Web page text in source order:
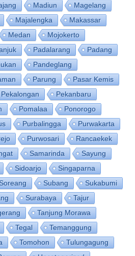
Madiun
Magelang
Majalengka
Makassar
Medan
Mojokerto
Padalarang
Padang
Pandeglang
Parung
Pasar Kemis
Pekalongan
Pekanbaru
Pomalaa
Ponorogo
Purbalingga
Purwakarta
Purwosari
Rancaekek
Samarinda
Sayung
Sidoarjo
Singaparna
Subang
Sukabumi
Surabaya
Tajur
Tanjung Morawa
Tegal
Temanggung
Tomohon
Tulungagung